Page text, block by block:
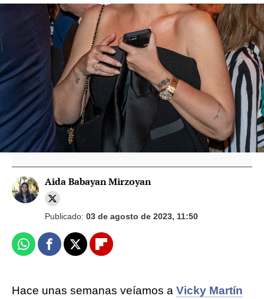
Vicky Martín Berrocal habla de sus
problemas con las tallas: "He llorado con
la 46 y también con la 40"
Vicky Martín Berrocal responde a una
seguidora que la llama "gorda": "Ya no me
hace daño leer mensajes como este"
Aida Babayan Mirzoyan
Publicado: 03 de agosto de 2023, 11:50
WhatsappFacebook
X Flipboard
Hace unas semanas veíamos a Vicky Martín